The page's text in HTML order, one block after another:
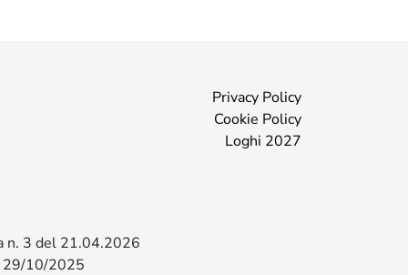
Privacy Policy
Cookie Policy
Loghi 2027
n. 3 del 21.04.2026
29/10/2025